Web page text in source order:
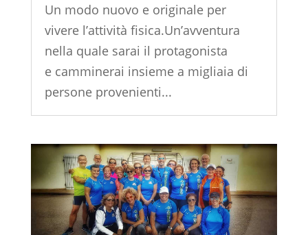
Un modo nuovo e originale per
vivere l’attività fisica.Un’avventura
nella quale sarai il protagonista
e camminerai insieme a migliaia di
persone provenienti...